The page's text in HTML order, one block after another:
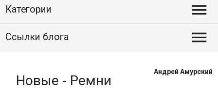
Категории 
Ссылки блога 
Новые - Ремни
Андрей Амурский